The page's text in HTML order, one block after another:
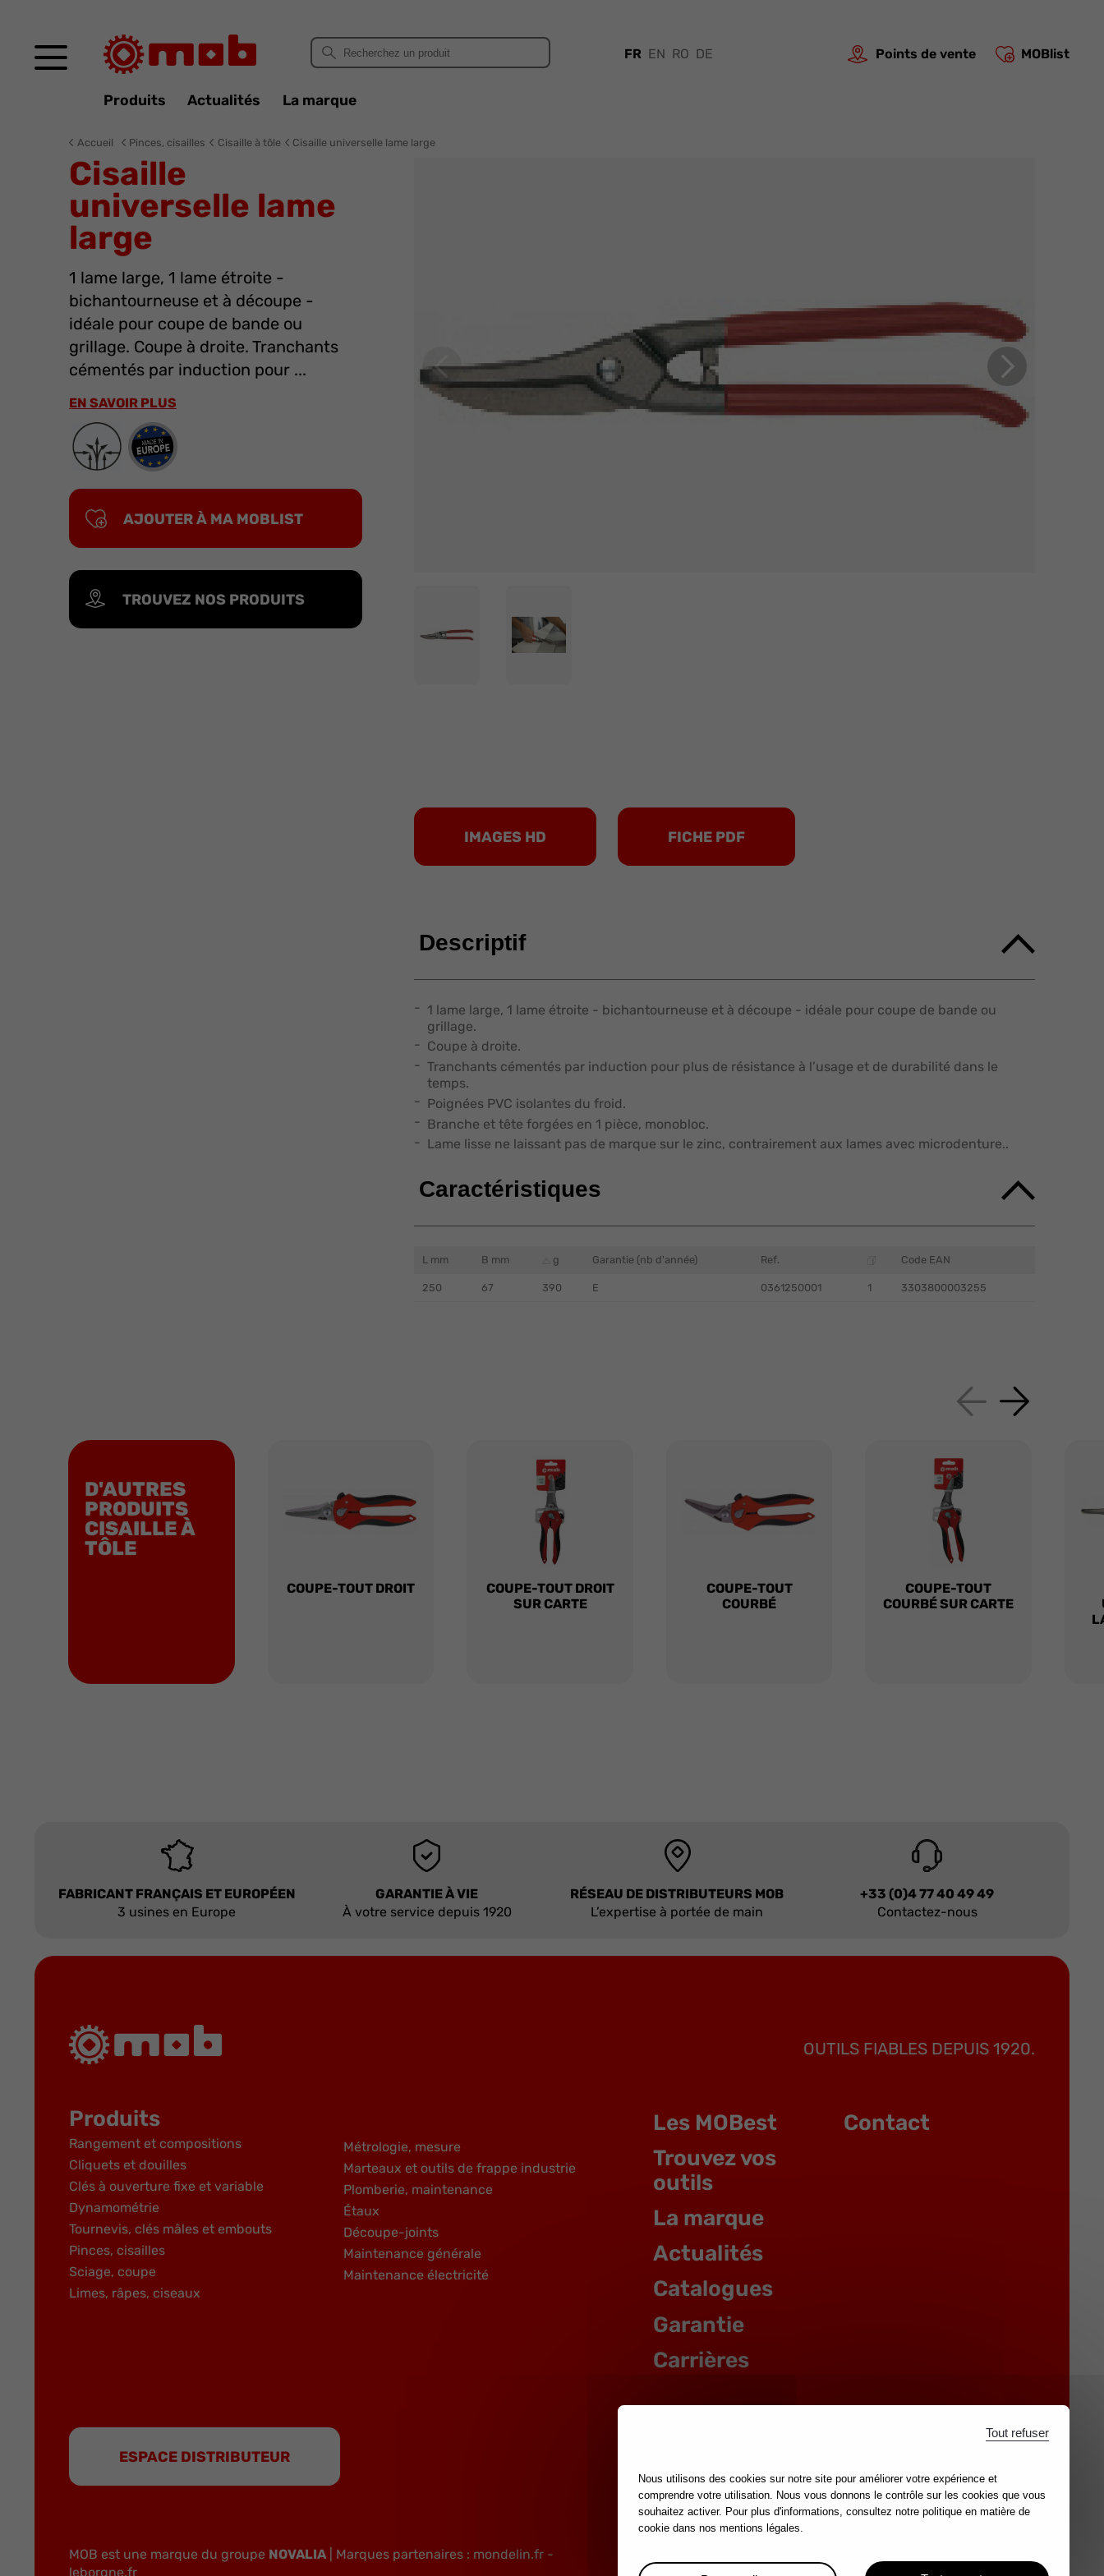
FR EN RO DE Points de vente MOBlist
Produits Actualités La marque
Accueil Pinces, cisailles Cisaille à tôle Cisaille universelle lame large
Cisaille
universelle lame
large
1 lame large, 1 lame étroite -
bichantourneuse et à découpe -
idéale pour coupe de bande ou
grillage. Coupe à droite. Tranchants
cémentés par induction pour ...
EN SAVOIR PLUS
AJOUTER À MA MOBLIST
TROUVEZ NOS PRODUITS
IMAGES HD FICHE PDF
Descriptif
1 lame large, 1 lame étroite - bichantourneuse et à découpe - idéale pour coupe de bande ou
grillage.
Coupe à droite.
Tranchants cémentés par induction pour plus de résistance à l’usage et de durabilité dans le
temps.
Poignées PVC isolantes du froid.
Branche et tête forgées en 1 pièce, monobloc.
Lame lisse ne laissant pas de marque sur le zinc, contrairement aux lames avec microdenture..
Caractéristiques
L mm B mm g Garantie (nb d'année) Ref. Code EAN
250 67 390 E 0361250001 1 3303800003255
D'AUTRES
PRODUITS
CISAILLE À
TÔLE
COUPE-TOUT DROIT
COUPE-TOUT DROIT
SUR CARTE
COUPE-TOUT
COURBÉ
COUPE-TOUT
COURBÉ SUR CARTE
FABRICANT FRANÇAIS ET EUROPÉEN
3 usines en Europe
GARANTIE À VIE
À votre service depuis 1920
RÉSEAU DE DISTRIBUTEURS MOB
L’expertise à portée de main
+33 (0)4 77 40 49 49
Contactez-nous
OUTILS FIABLES DEPUIS 1920.
Produits
Rangement et compositions
Cliquets et douilles
Clés à ouverture fixe et variable
Dynamométrie
Tournevis, clés mâles et embouts
Pinces, cisailles
Sciage, coupe
Limes, râpes, ciseaux
Métrologie, mesure
Marteaux et outils de frappe industrie
Plomberie, maintenance
Étaux
Découpe-joints
Maintenance générale
Maintenance électricité
Les MOBest
Trouvez vos
outils
La marque
Actualités
Catalogues
Garantie
Carrières
Contact
ESPACE DISTRIBUTEUR
MOB est une marque du groupe NOVALIA | Marques partenaires : mondelin.fr -
leborgne.fr
Nous utilisons des cookies sur notre site pour améliorer votre expérience et
comprendre votre utilisation. Nous vous donnons le contrôle sur les cookies que vous
souhaitez activer. Pour plus d'informations, consultez notre politique en matière de
cookie dans nos mentions légales.
Tout refuser